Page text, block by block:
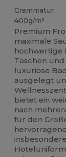
Grammatur
400g/m²
Premium
maximale
hochwertige
Taschen
luxuriöse
ausgelegt
bietet ein
nach
für den